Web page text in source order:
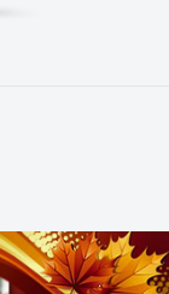
balstās uz